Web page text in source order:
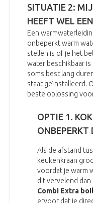
SITUATIE 2:
HEEFT WEL
Een
onbeperkt warm
stellen is of je het
water beschikbaar is
soms best lang
staat geïnstalleerd.
beste oplossing
OPTIE 1.
ONBEPERKT
Als de afstand
keukenkraan
voordat je warm
dit vervelend
Combi Extra
ervoor dat je